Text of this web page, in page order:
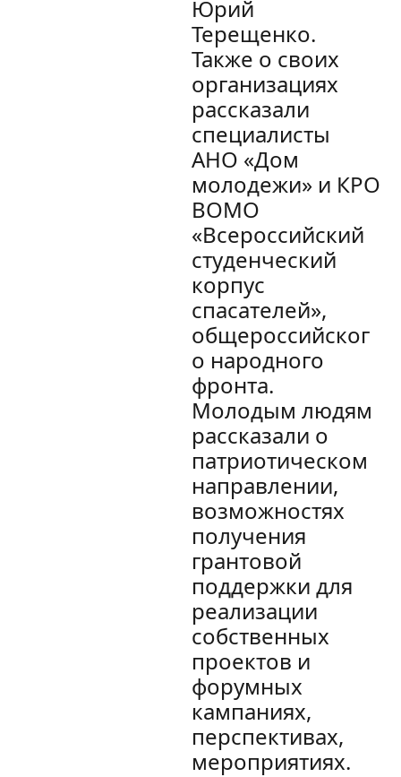
Юрий
Терещенко.
Также о своих
организациях
рассказали
специалисты
АНО «Дом
молодежи» и КРО
ВОМО
«Всероссийский
студенческий
корпус
спасателей»,
общероссийског
о народного
фронта.
Молодым людям
рассказали о
патриотическом
направлении,
возможностях
получения
грантовой
поддержки для
реализации
собственных
проектов и
форумных
кампаниях,
перспективах,
мероприятиях.